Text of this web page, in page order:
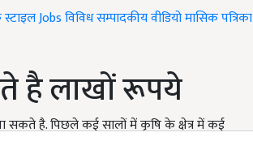
Jobsविविधसम्पादकीयवीडियोमासिक पत्रिका
है लाखों रूपये
है. पिछले कई सालों में कृषि के क्षेत्र में कई